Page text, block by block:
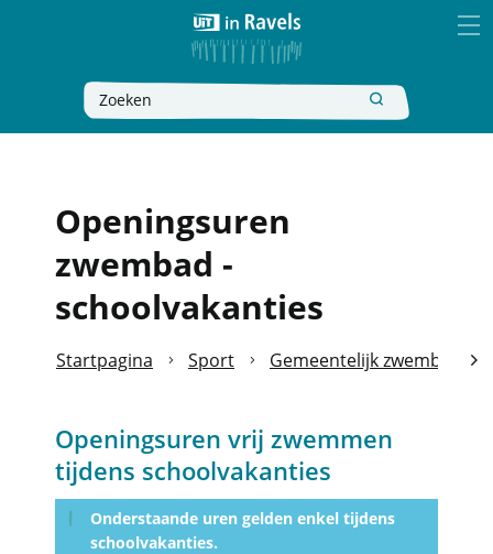
Naar
inhoud
Wat
zoek
je?
Zoeken
Openingsuren
zwembad -
schoolvakanties
Startpagina Sport Gemeentelijk zwembad
Openingsuren vrij zwemmen
tijdens schoolvakanties
Onderstaande uren gelden enkel tijdens
schoolvakanties.